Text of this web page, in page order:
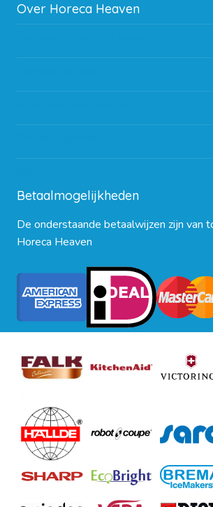
Over Horeca Heaven
Betaalmogelijkheden
De onderstaande betaalwijzen zijn van
Horeca Heaven